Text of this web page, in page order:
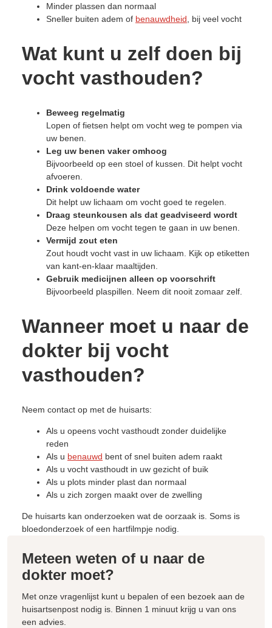
Minder plassen dan normaal
Sneller buiten adem of benauwdheid , bij veel vocht
Wat kunt u zelf doen bij
vocht vasthouden?
Beweeg regelmatig
Lopen of fietsen helpt om vocht weg te pompen via
uw benen.
Leg uw benen vaker omhoog
Bijvoorbeeld op een stoel of kussen. Dit helpt vocht
afvoeren.
Drink voldoende water
Dit helpt uw lichaam om vocht goed te regelen.
Draag steunkousen als dat geadviseerd wordt
Deze helpen om vocht tegen te gaan in uw benen.
Vermijd zout eten
Zout houdt vocht vast in uw lichaam. Kijk op etiketten
van kant-en-klaar maaltijden.
Gebruik medicijnen alleen op voorschrift
Bijvoorbeeld plaspillen. Neem dit nooit zomaar zelf.
Wanneer moet u naar de
dokter bij vocht
vasthouden?
Neem contact op met de huisarts:
Als u opeens vocht vasthoudt zonder duidelijke
reden
Als u benauwd bent of snel buiten adem raakt
Als u vocht vasthoudt in uw gezicht of buik
Als u plots minder plast dan normaal
Als u zich zorgen maakt over de zwelling
De huisarts kan onderzoeken wat de oorzaak is. Soms is
bloedonderzoek of een hartfilmpje nodig.
Meteen weten of u naar de
dokter moet?
Met onze vragenlijst kunt u bepalen of een bezoek aan de
huisartsenpost nodig is. Binnen 1 minuut krijg u van ons
een advies.